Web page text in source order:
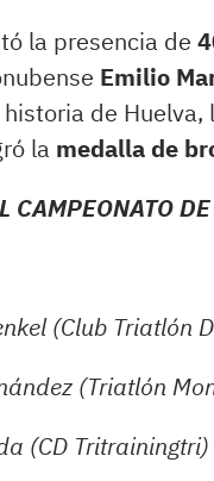
la presencia de
Emilio
de
la medalla de
CAMPEONATO
(Club Triatlón
(Triatlón
(CD Tritrainingtri)